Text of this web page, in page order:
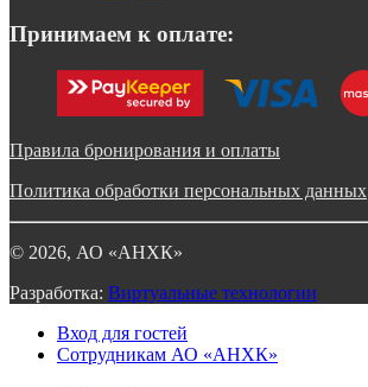
Принимаем к оплате:
Правила бронирования и оплаты
Политика обработки персональных данных
© 2026, АО «АНХК»
Разработка: Виртуальные технологии
Вход для гостей
Сотрудникам АО «АНХК»